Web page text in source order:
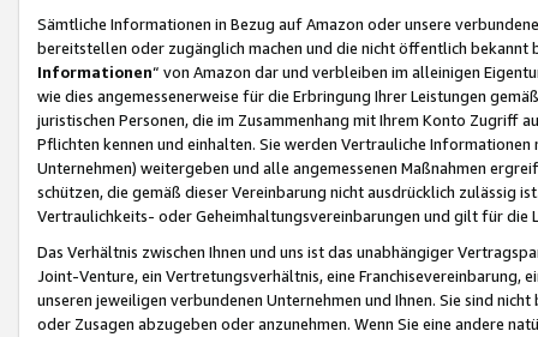
Sämtliche Informationen in Bezug auf Amazon oder unsere
bereitstellen oder zugänglich machen und die nicht öffentlich
Informationen“ von Amazon dar und verbleiben im alleinigen
wie dies angemessenerweise für die Erbringung Ihrer Leistungen
juristischen Personen, die im Zusammenhang mit Ihrem Konto
Pflichten kennen und einhalten. Sie werden Vertrauliche
Unternehmen) weitergeben und alle angemessenen Maßnahmen
schützen, die gemäß dieser Vereinbarung nicht ausdrücklich zulässig
Vertraulichkeits- oder Geheimhaltungsvereinbarungen und gilt für die
Das Verhältnis zwischen Ihnen und uns ist das unabhängiger
Joint-Venture, ein Vertretungsverhältnis, eine Franchisevereinbarung,
unseren jeweiligen verbundenen Unternehmen und Ihnen. Sie sind
oder Zusagen abzugeben oder anzunehmen. Wenn Sie eine andere